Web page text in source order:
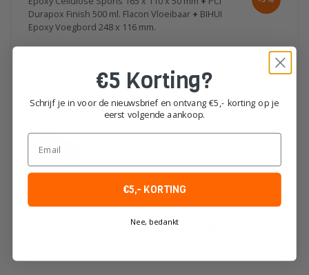
Durapox Finish 500 ml. Flacon Vloeibaar + BIHUI
Epoxy Voegbord 248 x 116 mm.
+ +
€5 Korting?
Schrijf je in voor de nieuwsbrief en ontvang €5,- korting op je
eerst volgende aankoop.
Email
€5,- KORTING
Nee, bedankt